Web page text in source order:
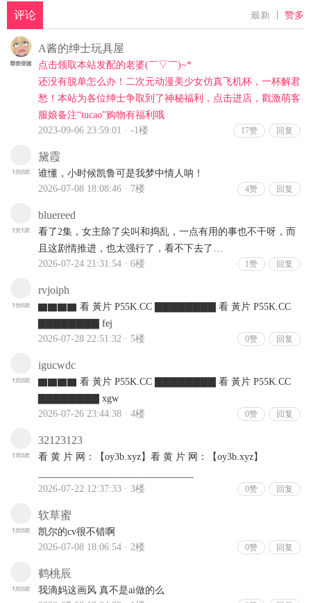
在一次与冰室同学约会途中，夕梨被水洼里伸出的手抓住，消失在了水
她好不容易从水里逃出来，却发现周围已是完全不同的景色。那里竟